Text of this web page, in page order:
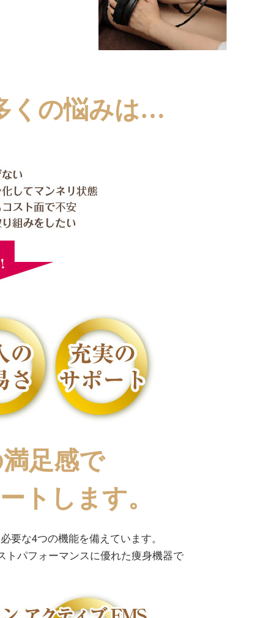
くの悩みは…
足感で
トします。
要な4つの機能を備えています。
パフォーマンスに優れた痩身機器で